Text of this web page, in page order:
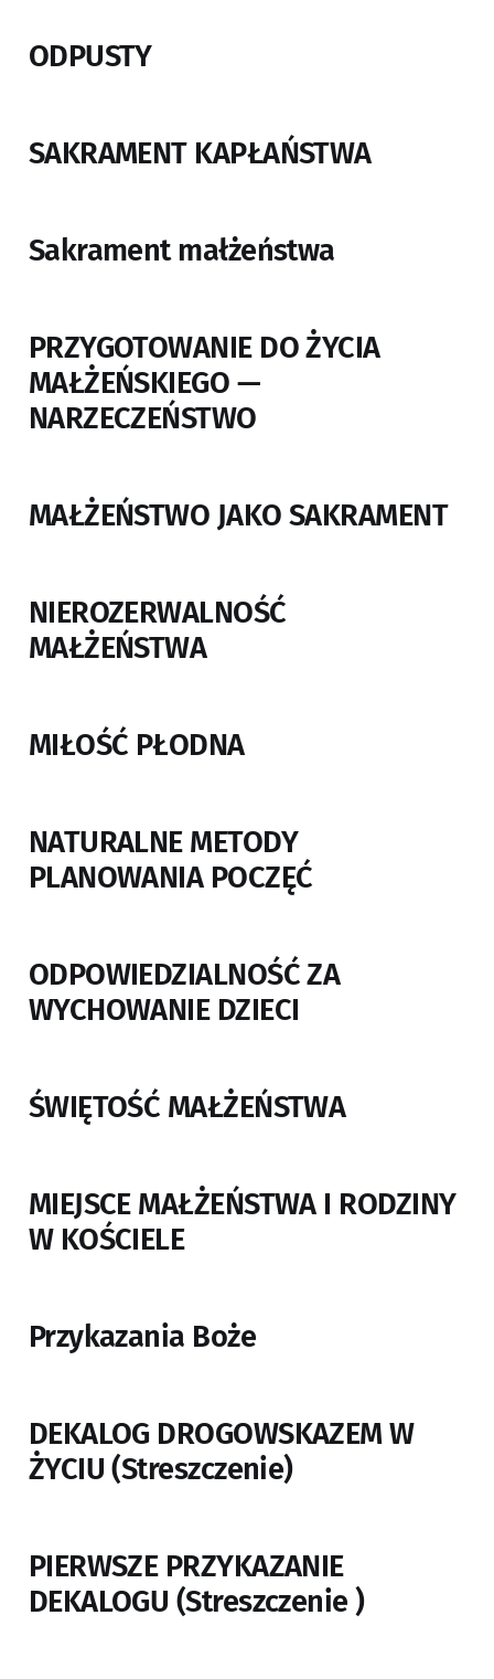
ODPUSTY
SAKRAMENT KAPŁAŃSTWA
Sakrament małżeństwa
PRZYGOTOWANIE DO ŻYCIA
MAŁŻEŃSKIEGO —
NARZECZEŃSTWO
MAŁŻEŃSTWO JAKO SAKRAMENT
NIEROZERWALNOŚĆ
MAŁŻEŃSTWA
MIŁOŚĆ PŁODNA
NATURALNE METODY
PLANOWANIA POCZĘĆ
ODPOWIEDZIALNOŚĆ ZA
WYCHOWANIE DZIECI
ŚWIĘTOŚĆ MAŁŻEŃSTWA
MIEJSCE MAŁŻEŃSTWA I RODZINY
W KOŚCIELE
Przykazania Boże
DEKALOG DROGOWSKAZEM W
ŻYCIU (Streszczenie)
PIERWSZE PRZYKAZANIE
DEKALOGU (Streszczenie )